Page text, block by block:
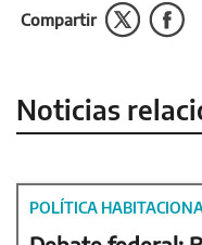
Compartir
Noticias
POLÍTICA